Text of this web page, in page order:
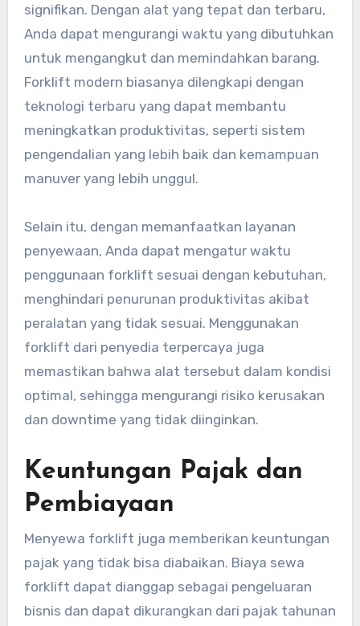
signifikan. Dengan alat yang tepat dan terbaru,
Anda dapat mengurangi waktu yang dibutuhkan
untuk mengangkut dan memindahkan barang.
Forklift modern biasanya dilengkapi dengan
teknologi terbaru yang dapat membantu
meningkatkan produktivitas, seperti sistem
pengendalian yang lebih baik dan kemampuan
manuver yang lebih unggul.
Selain itu, dengan memanfaatkan layanan
penyewaan, Anda dapat mengatur waktu
penggunaan forklift sesuai dengan kebutuhan,
menghindari penurunan produktivitas akibat
peralatan yang tidak sesuai. Menggunakan
forklift dari penyedia terpercaya juga
memastikan bahwa alat tersebut dalam kondisi
optimal, sehingga mengurangi risiko kerusakan
dan downtime yang tidak diinginkan.
Keuntungan Pajak dan
Pembiayaan
Menyewa forklift juga memberikan keuntungan
pajak yang tidak bisa diabaikan. Biaya sewa
forklift dapat dianggap sebagai pengeluaran
bisnis dan dapat dikurangkan dari pajak tahunan